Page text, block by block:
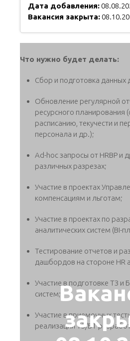
Дата добавления:
Вакансия закрыта:
Что нужно будет делать:
Сбор и подготовка
Обновление регулярной
ресурсного планирования
расписанию, текучести и
персонала и др.);
Ad-hoc запросы от HRBP и
различных разрезах;
Участие в проектах
компенсациям и льготам;
Участие в проектах по
аналитических систем (BI-
Тестирование отчетов и
дашбордов на стороне HR
Участие в подготовке ТЗ и
систем;
Участие в приемочных
реализации ТЗ/БТ